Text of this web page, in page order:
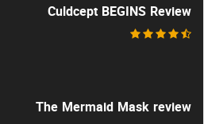
Culdcept BEGINS Review
The Mermaid Mask review